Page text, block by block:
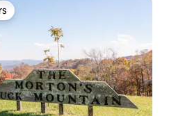
plus appréciés